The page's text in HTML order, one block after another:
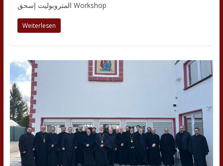
المتروبوليت إسحق Workshop
Weiterlesen